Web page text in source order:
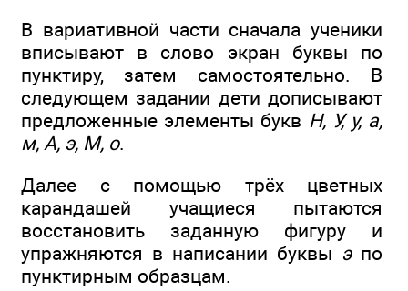
В вариативной части сначала ученики
вписывают в слово экран буквы по
пунктиру, затем самостоятельно. В
следующем задании дети дописывают
предложенные элементы букв Н, У, у, а,
м, А, э, М, о.
Далее с помощью трёх цветных
карандашей учащиеся пытаются
восстановить заданную фигуру и
упражняются в написании буквы эпо
пунктирным образцам.